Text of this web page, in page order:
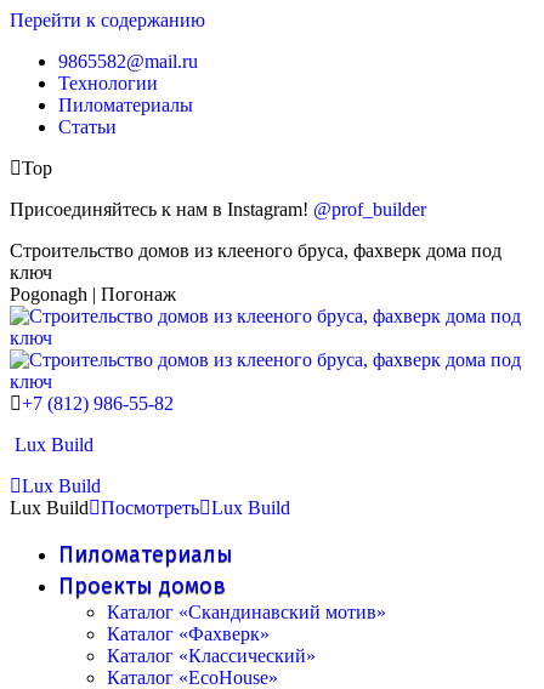
Перейти к содержанию
9865582@mail.ru
Технологии
Пиломатериалы
Статьи
Top
Присоединяйтесь к нам в Instagram! @prof_builder
Строительство домов из клееного бруса, фахверк дома под
ключ
Pogonagh | Погонаж
+7 (812) 986-55-82
Lux Build
Lux Build
Lux Build
Посмотреть Lux Build
Пиломатериалы
Проекты домов
Каталог «Скандинавский мотив»
Каталог «Фахверк»
Каталог «Классический»
Каталог «EcoHouse»